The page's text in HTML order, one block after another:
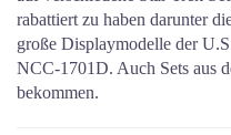
rabattiert zu haben darunter
große Displaymodelle der
NCC-1701D. Auch Sets aus
bekommen.